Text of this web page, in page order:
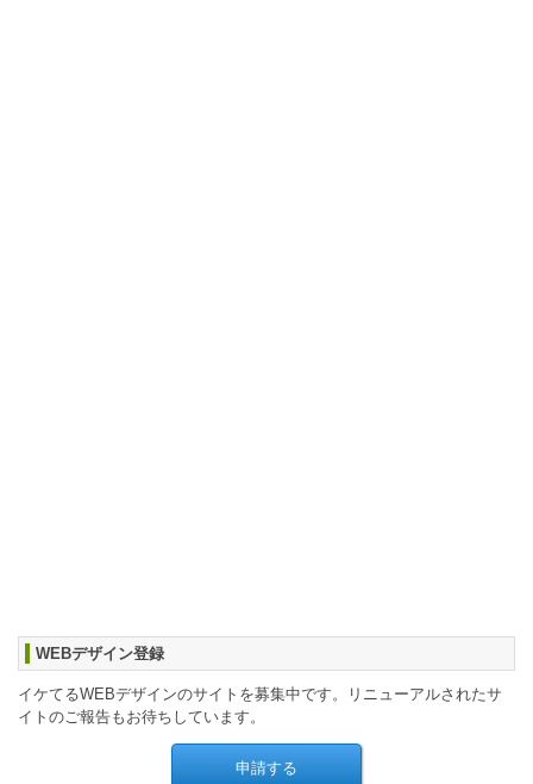
WEBデザイン登録
イケてるWEBデザインのサイトを募集中です。リニューアルされたサ
イトのご報告もお待ちしています。